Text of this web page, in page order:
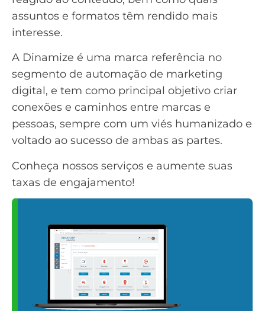
assuntos e formatos têm rendido mais
interesse.
A Dinamize é uma marca referência no
segmento de automação de marketing
digital, e tem como principal objetivo criar
conexões e caminhos entre marcas e
pessoas, sempre com um viés humanizado e
voltado ao sucesso de ambas as partes.
Conheça nossos serviços e aumente suas
taxas de engajamento!